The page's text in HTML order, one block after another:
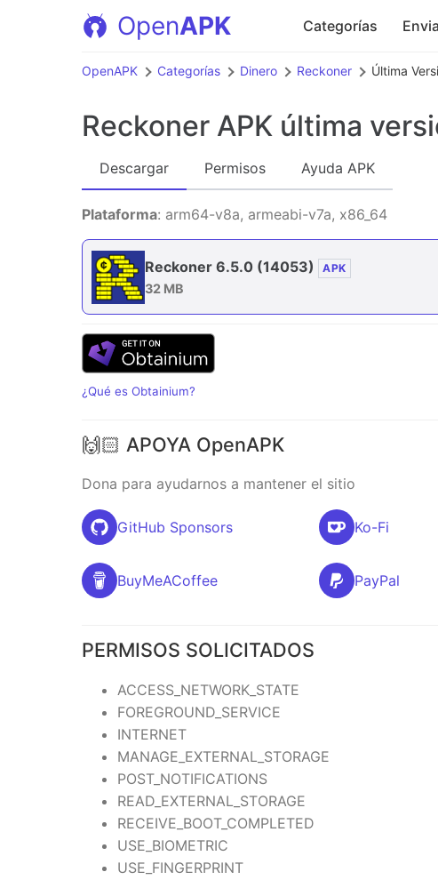
OpenAPK Categorías
OpenAPK Categorías Dinero Reckoner Última
Reckoner APK última
Descargar Permisos Ayuda APK
Plataforma: arm64-v8a, armeabi-v7a, x86_64
Reckoner 6.5.0 (14053) APK
32 MB
¿Qué es Obtainium?
🙌🏻 APOYA OpenAPK
Dona para ayudarnos a mantener el sitio
GitHub Sponsors Ko-Fi
BuyMeACoffee PayPal
PERMISOS SOLICITADOS
ACCESS_NETWORK_STATE
FOREGROUND_SERVICE
INTERNET
MANAGE_EXTERNAL_STORAGE
POST_NOTIFICATIONS
READ_EXTERNAL_STORAGE
RECEIVE_BOOT_COMPLETED
USE_BIOMETRIC
USE_FINGERPRINT